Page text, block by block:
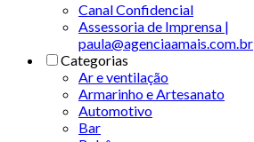
Canal Confidencial
Assessoria de Imprensa |
paula@agenciaamais.com.br
Categorias
Ar e ventilação
Armarinho e Artesanato
Automotivo
Bar